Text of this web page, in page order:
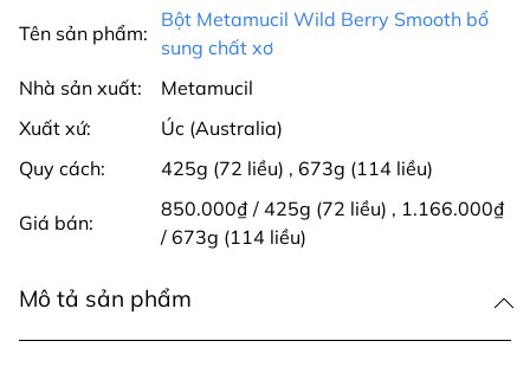
Tên sản phẩm:
Bột Metamucil Wild Berry Smooth bổ
sung chất xơ
Nhà sản xuất:
Metamucil
Xuất xứ:
Úc (Australia)
Quy cách:
425g (72 liều) , 673g (114 liều)
Giá bán:
850.000₫ / 425g (72 liều) , 1.166.000₫
/ 673g (114 liều)
Mô tả sản phẩm